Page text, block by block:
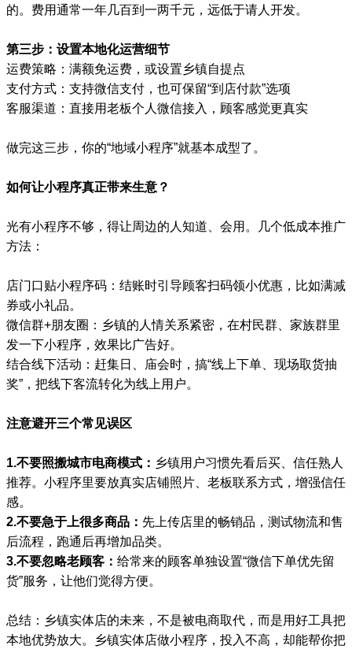
的。费用通常一年几百到一两千元，远低于请人开发。
第三步：设置本地化运营细节
运费策略：满额免运费，或设置乡镇自提点
支付方式：支持微信支付，也可保留“到店付款”选项
客服渠道：直接用老板个人微信接入，顾客感觉更真实
做完这三步，你的“地域小程序”就基本成型了。
如何让小程序真正带来生意？
光有小程序不够，得让周边的人知道、会用。几个低成本推广
方法：
店门口贴小程序码：结账时引导顾客扫码领小优惠，比如满减
券或小礼品。
微信群+朋友圈：乡镇的人情关系紧密，在村民群、家族群里
发一下小程序，效果比广告好。
结合线下活动：赶集日、庙会时，搞“线上下单、现场取货抽
奖”，把线下客流转化为线上用户。
注意避开三个常见误区
1.不要照搬城市电商模式： 乡镇用户习惯先看后买、信任熟人
推荐。小程序里要放真实店铺照片、老板联系方式，增强信任
感。
2.不要急于上很多商品： 先上传店里的畅销品，测试物流和售
后流程，跑通后再增加品类。
3.不要忽略老顾客： 给常来的顾客单独设置“微信下单优先留
货”服务，让他们觉得方便。
总结：乡镇实体店的未来，不是被电商取代，而是用好工具把
本地优势放大。乡镇实体店做小程序，投入不高，却能帮你把